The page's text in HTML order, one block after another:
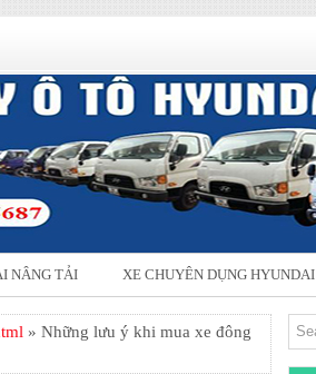
NÂNG TẢI XE CHUYÊN DỤNG HYUNDAI
» Những lưu ý khi mua xe đông